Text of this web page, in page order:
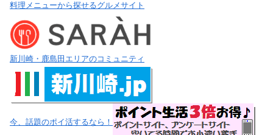
料理メニューから探せるグルメサイト
新川崎・鹿島田エリアのコミュニティ
今、話題のポイ活するなら！